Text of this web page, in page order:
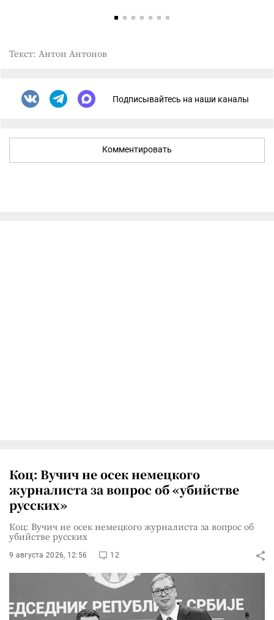
Текст: Антон Антонов
Подписывайтесь на наши каналы
Комментировать
Коц: Вучич не осек немецкого
журналиста за вопрос об «убийстве
русских»
Коц: Вучич не осек немецкого журналиста за вопрос об
убийстве русских
9 августа 2026, 12:56 12